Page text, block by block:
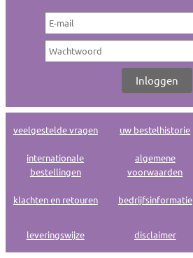
veelgestelde vragen uw bestelhistorie
internationale
bestellingen
algemene
voorwaarden
klachten en retouren bedrijfsinformatie
leveringswijze disclaimer